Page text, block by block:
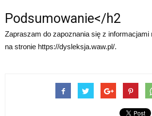
Podsumowanie</h2
Zapraszam do zapoznania się z informacjami
na stronie https://dysleksja.waw.pl/.